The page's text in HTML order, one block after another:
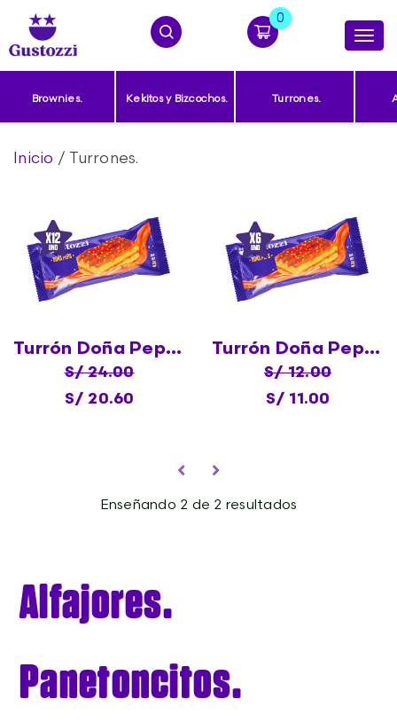
0
Productos
Contacto
CARRITO
Brownies. Kekitos y Bizcochos. Turrones.
Inicio / Turrones.
Turrón Doña Pepa X12
S/ 24.00
S/ 20.60
Turrón Doña Pepa X6
S/ 12.00
S/ 11.00
Enseñando 2 de 2 resultados
Alfajores.
Panetoncitos.